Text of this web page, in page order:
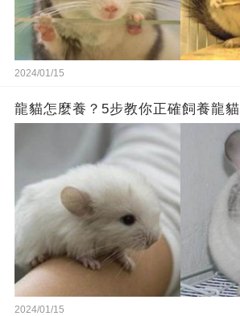
2024/01/15
龍貓怎麼養？5步教你正確飼養龍貓
2024/01/15